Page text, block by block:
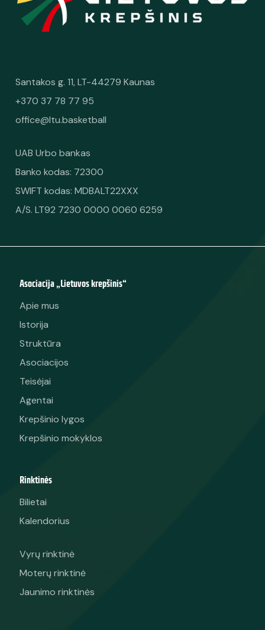
Santakos g. 11, LT-44279 Kaunas
+370 37 78 77 95
office@ltu.basketball
UAB Urbo bankas
Banko kodas: 72300
SWIFT kodas: MDBALT22XXX
A/S. LT92 7230 0000 0060 6259
Asociacija „Lietuvos krepšinis“
Apie mus
Istorija
Struktūra
Asociacijos
Teisėjai
Agentai
Krepšinio lygos
Krepšinio mokyklos
Rinktinės
Bilietai
Kalendorius
Vyrų rinktinė
Moterų rinktinė
Jaunimo rinktinės